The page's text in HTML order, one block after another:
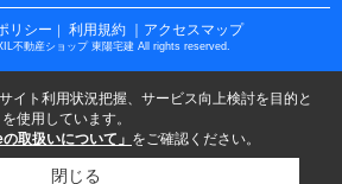
リシー ｜ 利用規約 ｜アクセスマップ
不動産ショップ 東陽宅建 All rights reserved.
イト利用状況把握、サービス向上検討を目的と
使用しています。
の取扱いについて」 をご確認ください。
閉じる